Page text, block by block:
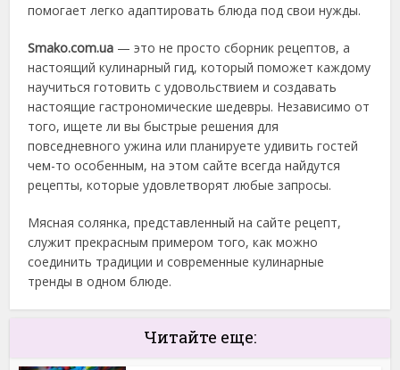
помогает легко адаптировать блюда под свои нужды.
Smako.com.ua — это не просто сборник рецептов, а
настоящий кулинарный гид, который поможет каждому
научиться готовить с удовольствием и создавать
настоящие гастрономические шедевры. Независимо от
того, ищете ли вы быстрые решения для
повседневного ужина или планируете удивить гостей
чем-то особенным, на этом сайте всегда найдутся
рецепты, которые удовлетворят любые запросы.
Мясная солянка, представленный на сайте рецепт,
служит прекрасным примером того, как можно
соединить традиции и современные кулинарные
тренды в одном блюде.
Читайте еще: